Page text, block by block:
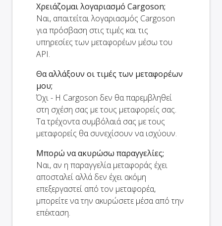
Χρειάζομαι λογαριασμό Cargoson;
Ναι, απαιτείται λογαριασμός Cargoson
για πρόσβαση στις τιμές και τις
υπηρεσίες των μεταφορέων μέσω του
API.
Θα αλλάξουν οι τιμές των μεταφορέων
μου;
Όχι - Η Cargoson δεν θα παρεμβληθεί
στη σχέση σας με τους μεταφορείς σας.
Τα τρέχοντα συμβόλαιά σας με τους
μεταφορείς θα συνεχίσουν να ισχύουν.
Μπορώ να ακυρώσω παραγγελίες;
Ναι, αν η παραγγελία μεταφοράς έχει
αποσταλεί αλλά δεν έχει ακόμη
επεξεργαστεί από τον μεταφορέα,
μπορείτε να την ακυρώσετε μέσα από την
επέκταση.